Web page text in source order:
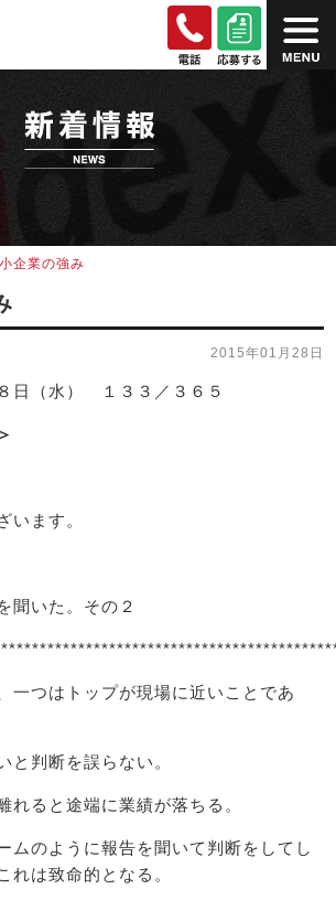
企業の強み
2015年01月28日
日（水） １３３／３６５
います。
聞いた。その２
一つはトップが現場に近いことであ
と判断を誤らない。
れると途端に業績が落ちる。
ムのように報告を聞いて判断をしてし
れは致命的となる。